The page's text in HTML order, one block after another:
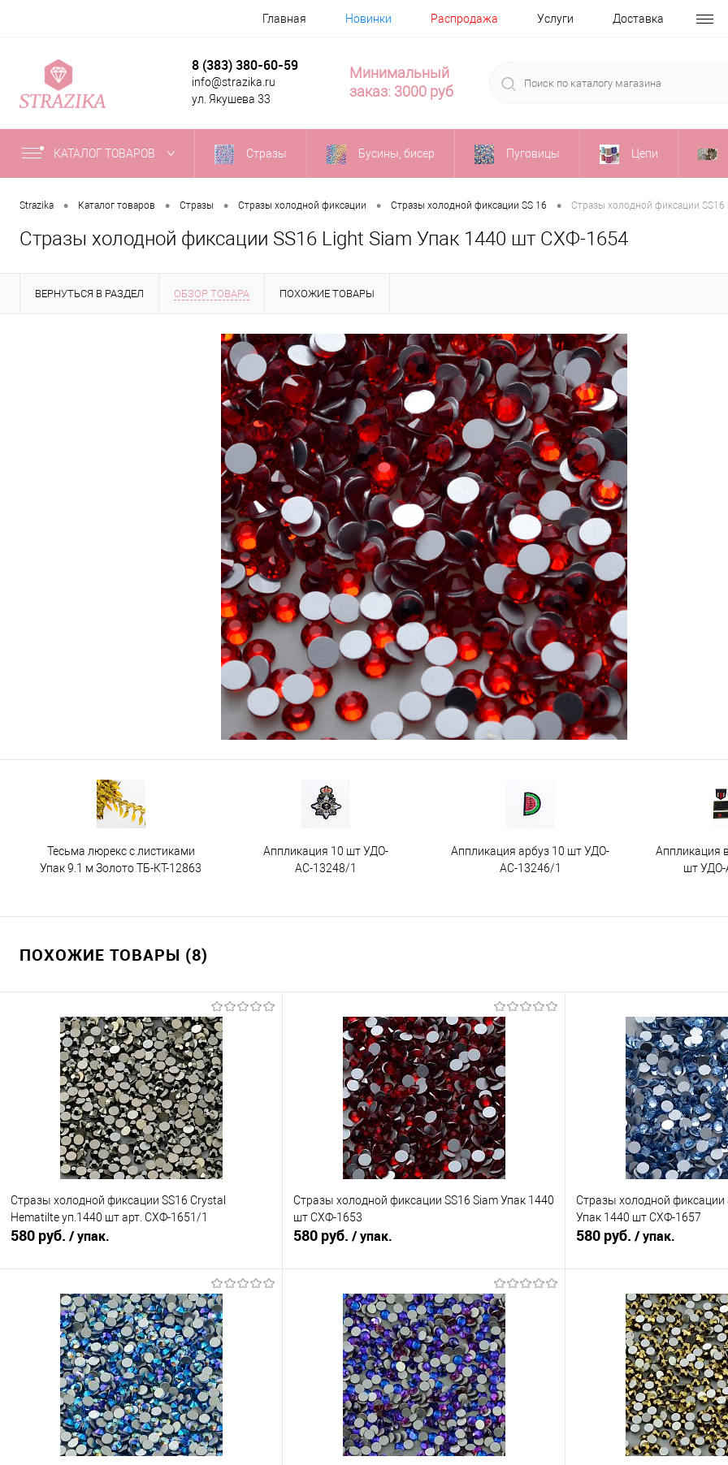
Главная Новинки Распродажа Услуги Доставка
8 (383) 380-60-59
info@strazika.ru
ул. Якушева 33
Минимальный
заказ: 3000 руб
КАТАЛОГ ТОВАРОВ Стразы Бусины, бисер Пуговицы Цепи
Strazika • Каталог товаров • Стразы • Стразы холодной фиксации • Стразы холодной фиксации SS 16 • Стразы холодной фиксации
Стразы холодной фиксации SS16 Light Siam Упак 1440 шт СХФ-1654
ВЕРНУТЬСЯ В РАЗДЕЛ ОБЗОР ТОВАРА ПОХОЖИЕ ТОВАРЫ
Тесьма люрекс с листиками
Упак 9.1 м Золото ТБ-КТ-12863
Аппликация 10 шт УДО-
АС-13248/1
Аппликация арбуз 10 шт УДО-
АС-13246/1
Аппликация
шт
ПОХОЖИЕ ТОВАРЫ (8)
Стразы холодной фиксации SS16 Crystal
Hematilte уп.1440 шт арт. СХФ-1651/1
580 руб. / упак.
В корзину
Сравнение
В избранное
Под заказ
Стразы холодной фиксации SS16 Siam Упак 1440
шт СХФ-1653
580 руб. / упак.
В корзину
Сравнение
В избранное
Под заказ
Стразы холодной фиксации
Упак 1440 шт СХФ-1657
580 руб. / упак.
В
Сравнение
В избранное